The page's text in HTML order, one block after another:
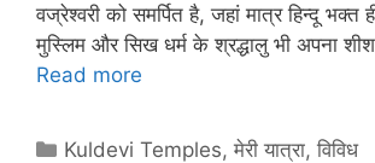
वज्रेश्वरी को समर्पित है, जहां मात्र हिन्दू भक्त
मुस्लिम और सिख धर्म के श्रद्धालु भी अपना
Read more
Categories
Kuldevi Temples,मेरी यात्रा,विविध